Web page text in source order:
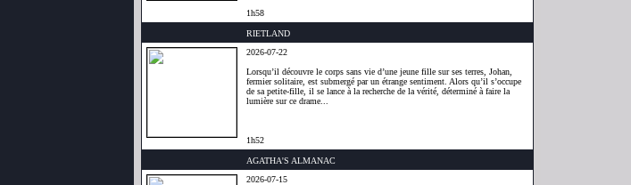
1h58
RIETLAND
2026-07-22
Lorsqu’il découvre le corps sans vie d’une jeune fille sur ses terres, Johan,
fermier solitaire, est submergé par un étrange sentiment. Alors qu’il s’occupe
de sa petite-fille, il se lance à la recherche de la vérité, déterminé à faire la
lumière sur ce drame...
1h52
AGATHA'S ALMANAC
2026-07-15